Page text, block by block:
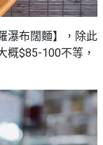
瀑布闊麵】，除此
概$85-100不等，